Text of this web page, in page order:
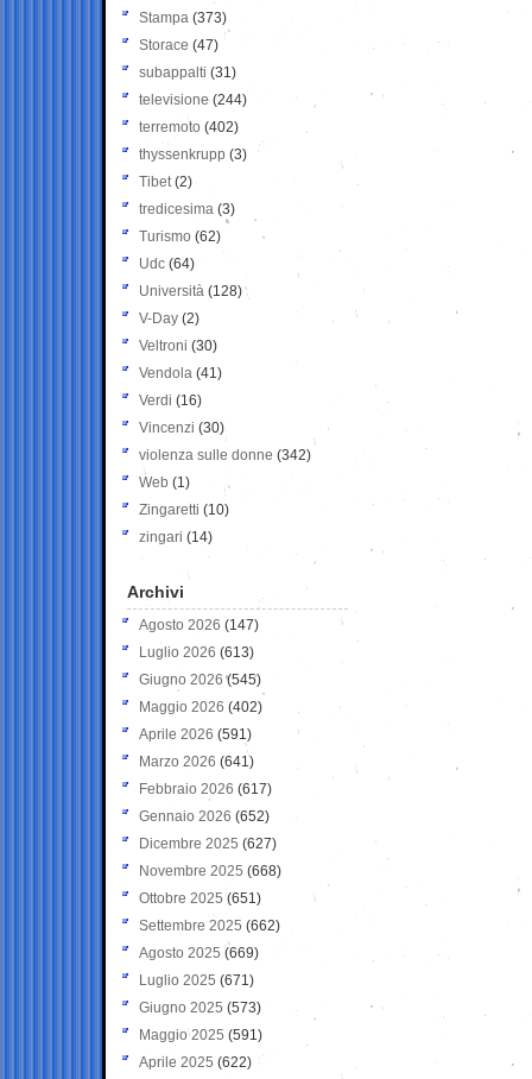
Stampa (373)
Storace (47)
subappalti (31)
televisione(244)
terremoto (402)
thyssenkrupp (3)
Tibet(2)
tredicesima (3)
Turismo (62)
Udc (64)
Università (128)
V-Day (2)
Veltroni (30)
Vendola (41)
Verdi (16)
Vincenzi (30)
violenza sulle donne (342)
Web (1)
Zingaretti (10)
zingari (14)
Archivi
Agosto 2026 (147)
Luglio 2026 (613)
Giugno 2026 (545)
Maggio 2026 (402)
Aprile 2026 (591)
Marzo 2026 (641)
Febbraio 2026 (617)
Gennaio 2026 (652)
Dicembre 2025 (627)
Novembre 2025 (668)
Ottobre 2025 (651)
Settembre 2025 (662)
Agosto 2025 (669)
Luglio 2025 (671)
Giugno 2025 (573)
Maggio 2025 (591)
Aprile 2025 (622)